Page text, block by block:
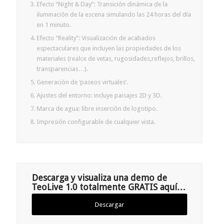
Efecto “Night & Day”: Transición dinámica de la
iluminación de la escena simulando las 24 horas del día
en 1 minuto.
Efecto “Reality”: Visualización de acabados
espectaculares que incluyen las propiedades de los
materiales (realce de vetas, rugosidades,reflejos, brillos,
transparencias…).
Generación de ‘paseos virtuales’.
Ajustes del entorno: incluye paisajes 2D y 3D.
Marca de agua: libre inserción de logotipo.
Impresión configurable de cualquier vista.
Descarga y visualiza una demo de
TeoLive 1.0 totalmente GRATIS aquí…
Descargar